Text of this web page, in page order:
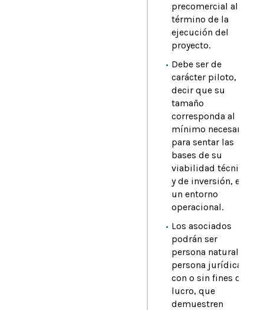
precomercial al
término de la
ejecución del
proyecto.
Debe ser de
carácter piloto, es
decir que su
tamaño
corresponda al
mínimo necesario
para sentar las
bases de su
viabilidad técnica
y de inversión, en
un entorno
operacional.
Los asociados
podrán ser
persona natural o
persona jurídica,
con o sin fines de
lucro, que
demuestren